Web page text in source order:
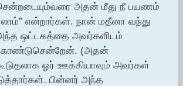
அதன் மீது நீ பயணம்
என்றார்கள். நான் மதீனா வந்து
ஒட்டகத்தை அவர்களிடம்
(அதன்
ஓர் ஊக்கியாவும் அவர்கள்
பின்னர் அந்த